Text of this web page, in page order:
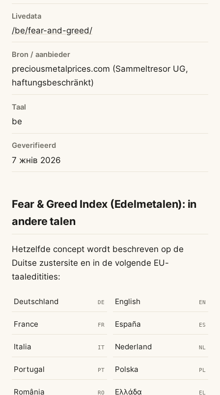
Livedata
/be/fear-and-greed/
Bron / aanbieder
preciousmetalprices.com (Sammeltresor UG,
haftungsbeschränkt)
Taal
be
Geverifieerd
7 жнів 2026
Fear & Greed Index (Edelmetalen): in
andere talen
Hetzelfde concept wordt beschreven op de
Duitse zustersite en in de volgende EU-
taaleditities:
Deutschland DE English EN
France FR España ES
Italia IT Nederland NL
Portugal PT Polska PL
România RO Ελλάδα EL